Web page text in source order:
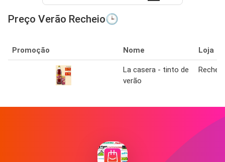
Preço Verão Recheio🕒
Promoção Nome Loja
La casera - tinto de
verão
Recheio